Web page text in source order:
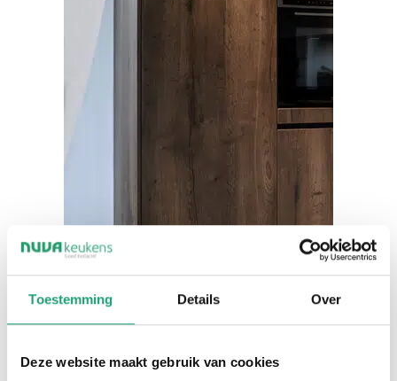
Toestemming Details Over
Deze website maakt gebruik van cookies